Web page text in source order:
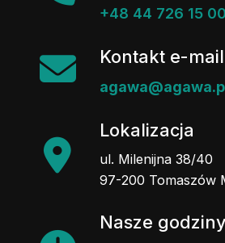
+48 44 726 15 00
Kontakt e-mail
Lokalizacja
ul. Milenijna 38/40
97-200 Tomaszów
Nasze